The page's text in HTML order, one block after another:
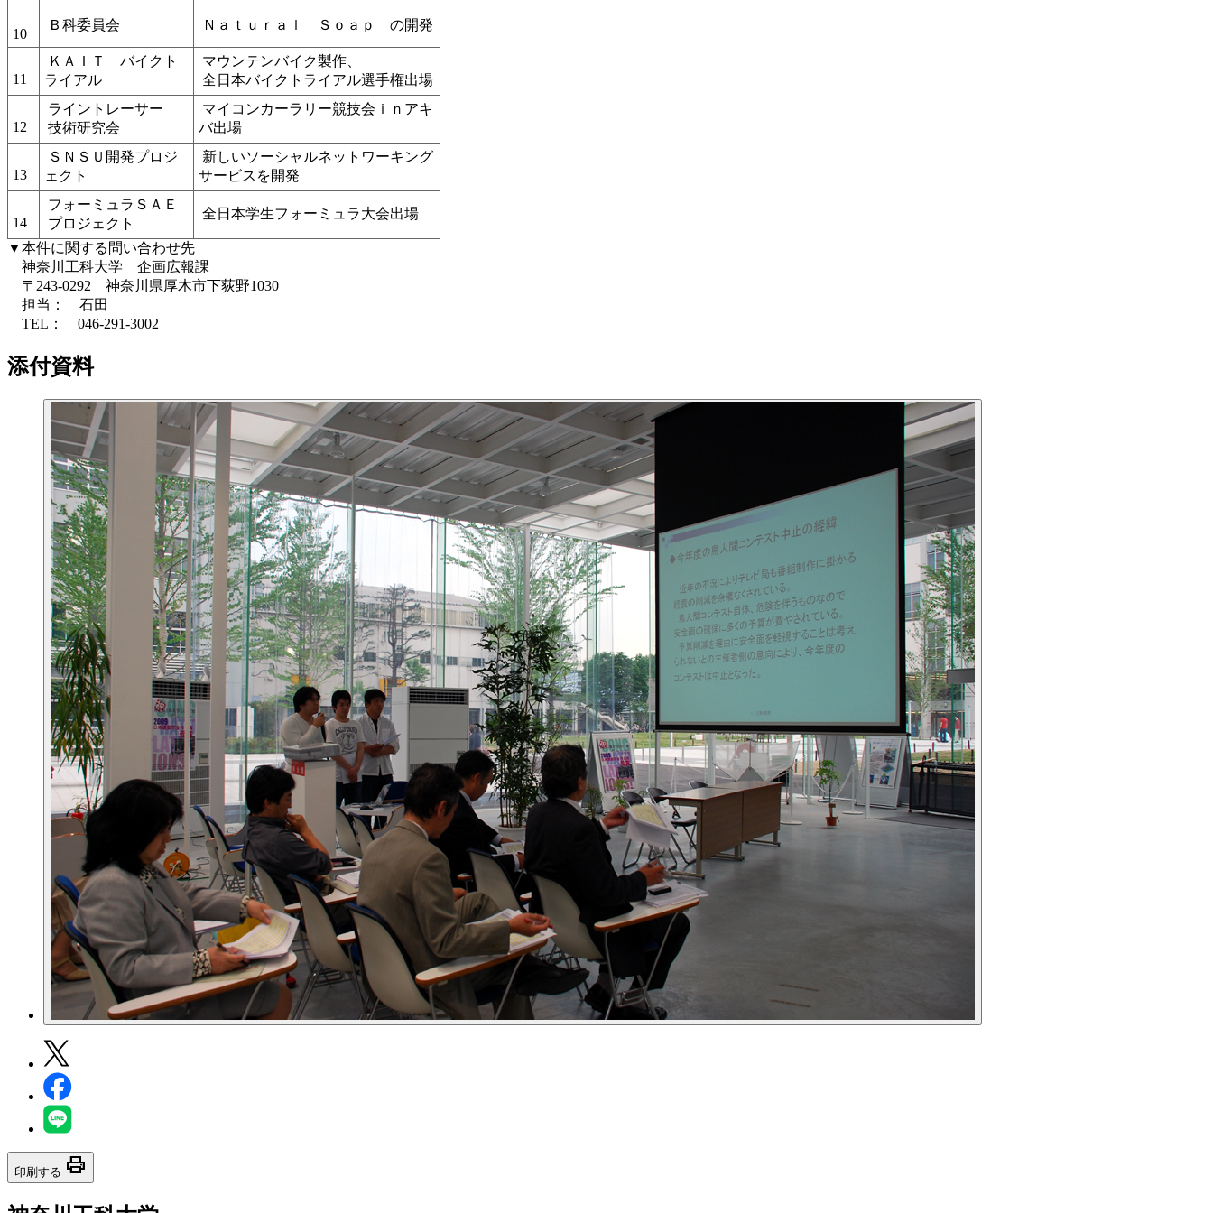
10
Ｂ科委員会 Ｎａｔｕｒａｌ Ｓｏａｐ の開発
11
ＫＡＩＴ バイクト
ライアル
マウンテンバイク製作、
全日本バイクトライアル選手権出場
12
ライントレーサー
技術研究会
マイコンカーラリー競技会ｉｎアキ
バ出場
13
ＳＮＳＵ開発プロジ
ェクト
新しいソーシャルネットワーキング
サービスを開発
14
フォーミュラＳＡＥ
プロジェクト
全日本学生フォーミュラ大会出場
▼本件に関する問い合わせ先
神奈川工科大学 企画広報課
〒243-0292 神奈川県厚木市下荻野1030
担当： 石田
TEL： 046-291-3002
添付資料
印刷する print